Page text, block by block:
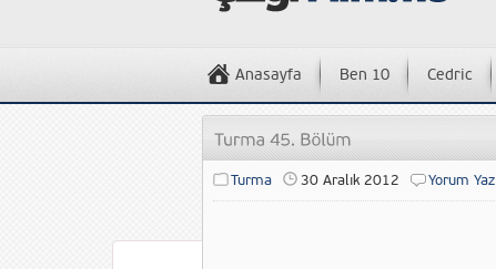
Anasayfa Ben 10 Cedric
Turma 30 Aralık 2012 Yorum Yaz